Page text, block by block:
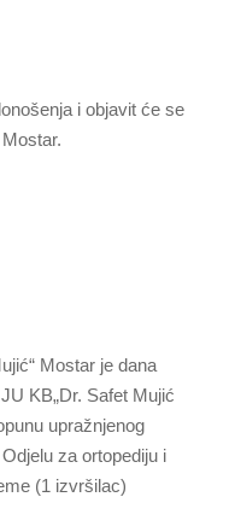
i objavit će se
Mostar je dana
KB„Dr. Safet Mujić
upražnjenog
za ortopediju i
(1 izvršilac)